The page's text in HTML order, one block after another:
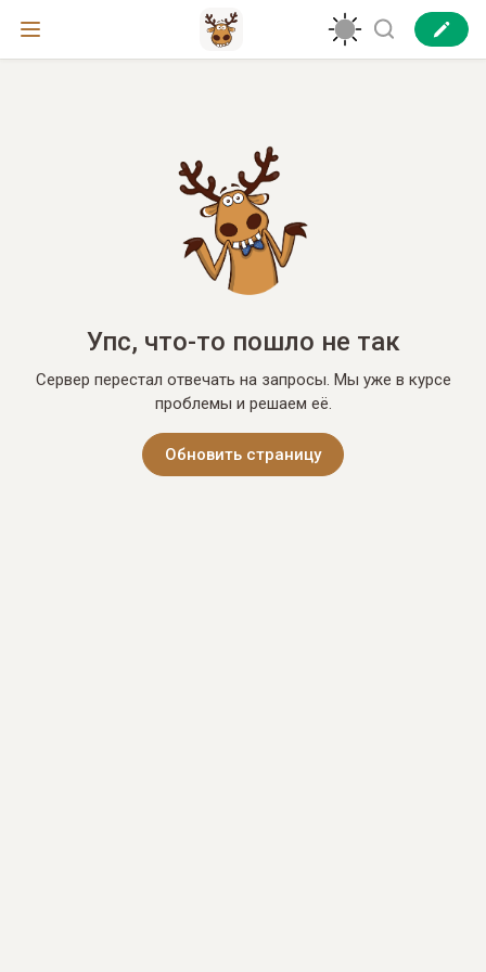
Упс, что-то пошло не так
Сервер перестал отвечать на запросы. Мы уже в курсе
проблемы и решаем её.
Обновить страницу